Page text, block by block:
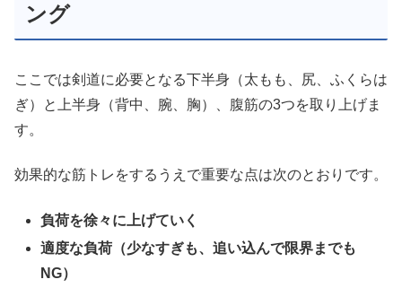
ング
ここでは剣道に必要となる下半身（太もも、尻、ふくらは
ぎ）と上半身（背中、腕、胸）、腹筋の3つを取り上げま
す。
効果的な筋トレをするうえで重要な点は次のとおりです。
負荷を徐々に上げていく
適度な負荷（少なすぎも、追い込んで限界までも
NG）